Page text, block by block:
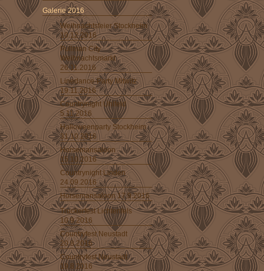
Galerie 2016
Weihnachtsfeier Stockheim
10.12.2016
Pullman City
Weihnachtsmarkt
26.11.2016
Linedance-Party Mitwitz
19.11.2016
Countrynight Ühlfeld
5.11.2016
Halloweenparty Stockheim
31.10.2016
Horsemansaloon
15.10.2016
Countrynight Linden
24.09.2016
Horsemansaloon 17.9.2016
Truckerfest Lichtenfels
10.9.2016
Countryfest Neustadt
20.8.2016
Countryfest Neustadt
19.8.2016